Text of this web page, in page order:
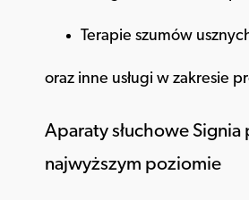
Terapie szumów
oraz inne usługi w zakresie
Aparaty słuchowe
najwyższym poziomie